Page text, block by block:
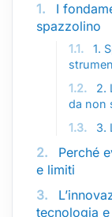
1.
I
spazzolino
1.1.
1.
1.2.
2.
da non
1.3.
3.
2.
Perché
e limiti
3.
tecnologia